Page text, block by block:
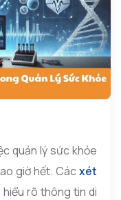
quản lý sức khỏe
giờ hết. Cácxét
rõ thông tin di